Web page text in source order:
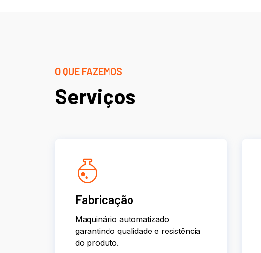
O QUE FAZEMOS
Serviços
Fabricação
Maquinário automatizado
garantindo qualidade e resistência
do produto.